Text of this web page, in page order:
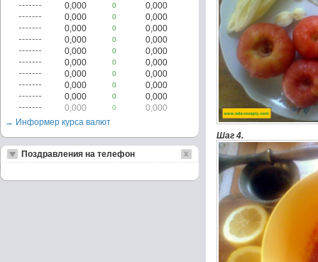
Шаг 4.
0,000
0
0,000
0,000
0
0,000
0,000
0
0,000
0,000
0
0,000
0,000
0
0,000
0,000
0
0,000
0,000
0
0,000
0,000
0
0,000
0,000
0
0,000
0,000
0
0,000
→ Информер курса валют
Поздравления на телефон